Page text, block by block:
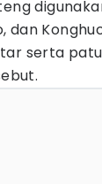
dan
serta